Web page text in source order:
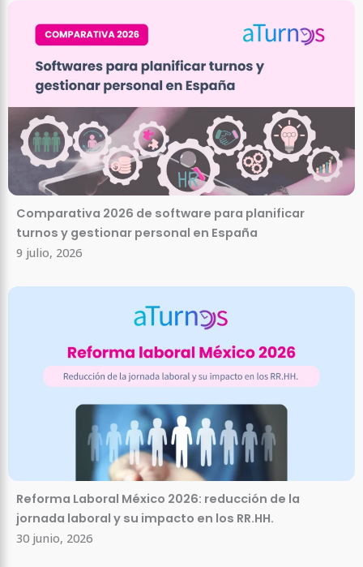
Comparativa 2026 de software para planificar
turnos y gestionar personal en España
9 julio, 2026
Reforma Laboral México 2026: reducción de la
jornada laboral y su impacto en los RR.HH.
30 junio, 2026